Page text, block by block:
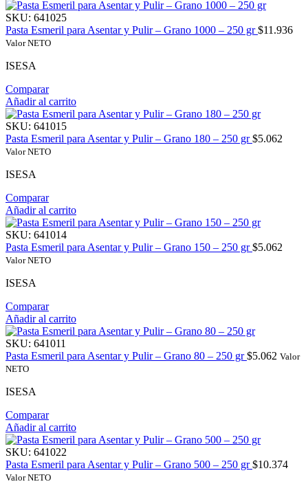
SKU: 641025
Pasta Esmeril para Asentar y Pulir – Grano 1000 – 250 gr$11.936
Valor NETO
ISESA
Comparar
Añadir al carrito
SKU: 641015
Pasta Esmeril para Asentar y Pulir – Grano 180 – 250 gr$5.062
Valor NETO
ISESA
Comparar
Añadir al carrito
SKU: 641014
Pasta Esmeril para Asentar y Pulir – Grano 150 – 250 gr$5.062
Valor NETO
ISESA
Comparar
Añadir al carrito
SKU: 641011
Pasta Esmeril para Asentar y Pulir – Grano 80 – 250 gr$5.062 Valor
NETO
ISESA
Comparar
Añadir al carrito
SKU: 641022
Pasta Esmeril para Asentar y Pulir – Grano 500 – 250 gr$10.374
Valor NETO